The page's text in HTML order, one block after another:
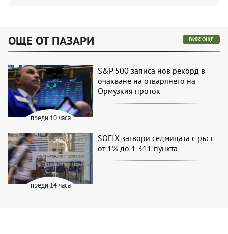
ОЩЕ ОТ ПАЗАРИ ВИЖ ОЩЕ
преди 10 часа
S&P 500 записа нов рекорд в
очакване на отварянето на
Ормузкия проток
преди 14 часа
SOFIX затвори седмицата с ръст
от 1% до 1 311 пункта